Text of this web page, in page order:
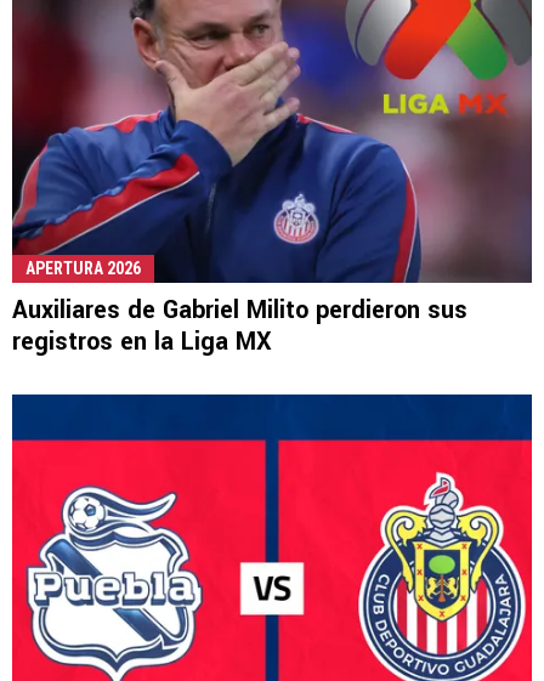
APERTURA 2026
Auxiliares de Gabriel Milito perdieron sus
registros en la Liga MX